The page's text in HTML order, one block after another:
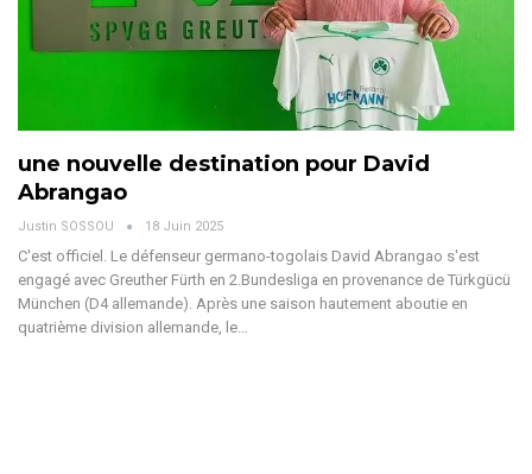
une nouvelle destination pour David
Abrangao
Justin SOSSOU 18 Juin 2025
C'est officiel. Le défenseur germano-togolais David Abrangao s'est
engagé avec Greuther Fürth en 2.Bundesliga en provenance de Türkgücü
München (D4 allemande). Après une saison hautement aboutie en
quatrième division allemande, le…